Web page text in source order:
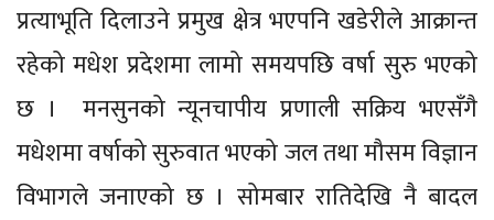
प्रत्याभूति दिलाउने प्रमुख क्षेत्र भएपनि खडेरीले आक्रान्त
रहेको मधेश प्रदेशमा लामो समयपछि वर्षा सुरु भएको
छ । मनसुनको न्यूनचापीय प्रणाली सक्रिय भएसँगै
मधेशमा वर्षाको सुरुवात भएको जल तथा मौसम विज्ञान
विभागले जनाएको छ । सोमबार रातिदेखि नै बादल